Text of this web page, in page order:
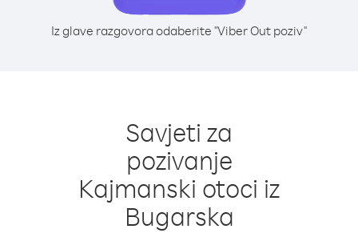
Iz glave razgovora odaberite "Viber Out poziv"
Savjeti za
pozivanje
Kajmanski otoci iz
Bugarska